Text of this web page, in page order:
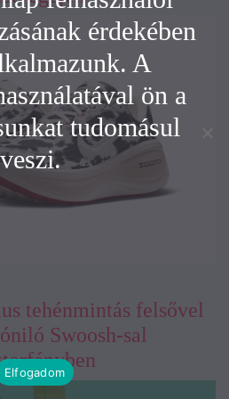
tehénmintás felsővel
Swoosh-sal
érdekében
A
ön a
tudomásul
veszi.
Elfogadom